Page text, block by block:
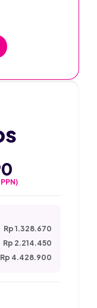
Rp 1.328.670
Rp 2.214.450
Rp 4.428.900